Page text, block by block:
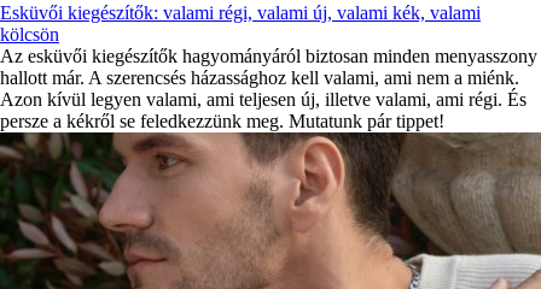
Esküvői kiegészítők: valami régi, valami új, valami kék, valami
kölcsön
Az esküvői kiegészítők hagyományáról biztosan minden menyasszony
hallott már. A szerencsés házassághoz kell valami, ami nem a miénk.
Azon kívül legyen valami, ami teljesen új, illetve valami, ami régi. És
persze a kékről se feledkezzünk meg. Mutatunk pár tippet!